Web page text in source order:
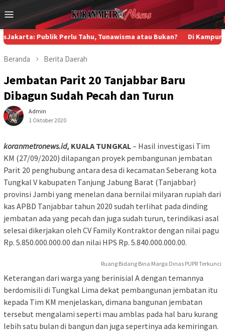
ke
konten
Menu
Mobile
Perlu Tahu, Tunawisma atau Bukan? Di Kampung Nelayan
Beranda Berita Daerah
Jembatan Parit 20 Tanjabbar Baru
Dibagun Sudah Pecah dan Turun
Admin
1 Oktober 2020
koranmetronews.id, KUALA TUNGKAL– Hasil investigasi Tim
KM (27/09/2020) dilapangan proyek pembangunan jembatan
Parit 20 penghubung antara desa di kecamatan Seberang kota
Tungkal V kabupaten Tanjung Jabung Barat (Tanjabbar)
provinsi Jambi yang menelan dana bernilai milyaran rupiah dari
kas APBD Tanjabbar tahun 2020 sudah terlihat pada dinding
jembatan ada yang pecah dan juga sudah turun, terindikasi asal
selesai dikerjakan oleh CV Family Kontraktor dengan nilai pagu
Rp. 5.850.000.000.00 dan nilai HPS Rp. 5.840.000.000.00.
Ruang Bidang Bina Marga Dinas PUPR Terkunci
Keterangan dari warga yang berinisial A dengan temannya
berdomisili di Tungkal Lima dekat pembangunan jembatan itu
kepada Tim KM menjelaskan, dimana bangunan jembatan
tersebut mengalami seperti mau amblas pada hal baru kurang
lebih satu bulan di bangun dan juga sepertinya ada kemiringan.